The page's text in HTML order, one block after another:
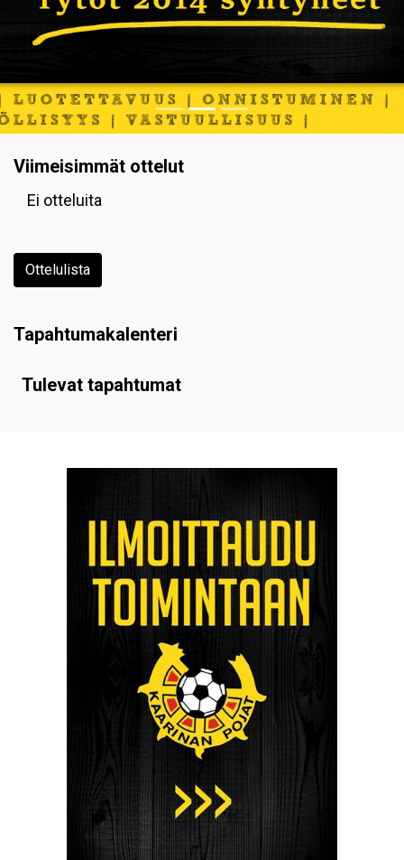
Viimeisimmät ottelut
Ei otteluita
Ottelulista
Tapahtumakalenteri
Tulevat tapahtumat